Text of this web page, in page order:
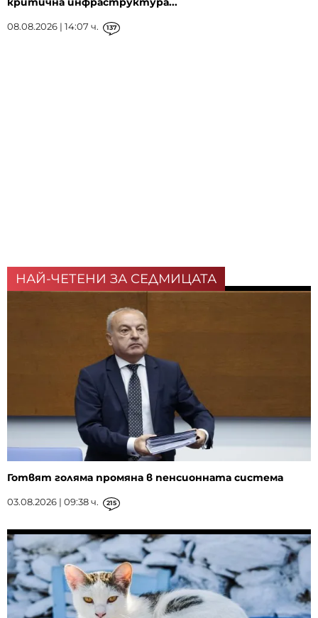
08.08.2026 | 14:07 ч. 137
НАЙ-ЧЕТЕНИ ЗА СЕДМИЦАТА
Готвят голяма промяна в пенсионната система
03.08.2026 | 09:38 ч. 215